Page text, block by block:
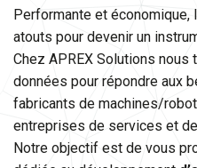
Performante et économique,
atouts pour devenir un
Chez APREX Solutions
données pour répondre aux
fabricants de machines/
entreprises de services et
Notre objectif est de vous